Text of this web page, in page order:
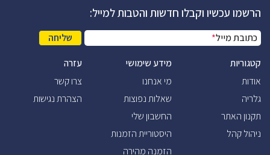
הרשמו עכשיו וקבלו חדשות והטבות למייל:
כתובת מייל*
שליחה
קטגוריות
אודות
גלריה
תקנון האתר
ניהול קהל
מידע שימושי
מי אנחנו
שאלות נפוצות
החשבון שלי
היסטוריית הזמנות
הזמנה מהירה
עזרה
צרו קשר
הצהרת נגישות